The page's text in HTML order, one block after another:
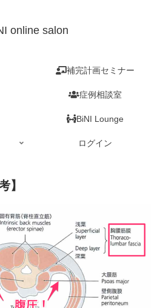
online salon
補完計画セミナー
症例相談室
BiNI Lounge
ログイン
】